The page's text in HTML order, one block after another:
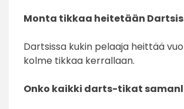
Monta tikkaa heitetään
Dartsissa kukin pelaaja heittää
kolme tikkaa kerrallaan.
Onko kaikki darts-tikat